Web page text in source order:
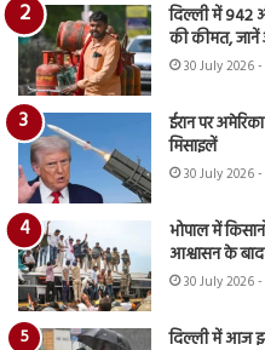
दिल्ली में 942
की कीमत, जानें
30 July 2026 -
ईरान पर
मिसाइलें
30 July 2026 -
भोपाल में
आश्वासन के
30 July 2026
दिल्ली में आज